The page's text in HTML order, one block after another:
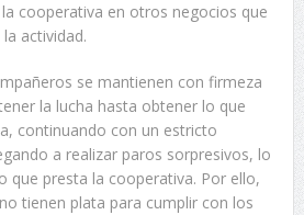
cooperativa en otros negocios que
actividad.
se mantienen con firmeza
la lucha hasta obtener lo que
continuando con un estricto
a realizar paros sorpresivos, lo
que presta la cooperativa. Por ello,
tienen plata para cumplir con los